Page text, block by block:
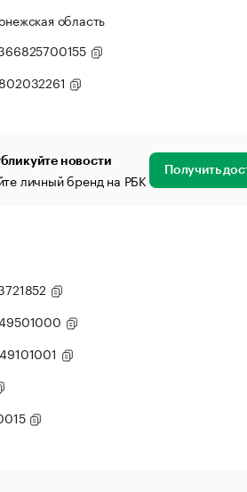
область
новости
личный бренд на РБК Получить